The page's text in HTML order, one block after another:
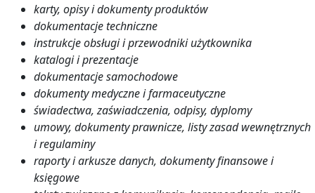
karty, opisy i dokumenty produktów
dokumentacje techniczne
instrukcje obsługi i przewodniki użytkownika
katalogi i prezentacje
dokumentacje samochodowe
dokumenty medyczne i farmaceutyczne
świadectwa, zaświadczenia, odpisy, dyplomy
umowy, dokumenty prawnicze, listy zasad wewnętrznych
i regulaminy
raporty i arkusze danych, dokumenty finansowe i
księgowe